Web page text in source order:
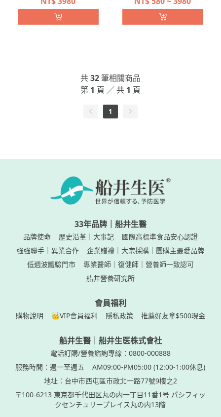
第1頁 ／ 共1頁
歷史沿革｜大事記
國際高標準食品安心認證
強強聯手｜異業合作
企業贈禮｜大宗採購｜團購主最愛品牌
低週波體驗門市
專業醫師｜復健師｜營養師一致認可
船井營養研究所
👑VIP會員福利 隱私政策
電話訂購/營養諮詢專線：0800-000888
服務時間：週一至週五
AM09:00-PM05:00 (12:00-1:00休息)
地址：台中市西屯區市政北一路77號9樓之2
〒100-6213 東京都千代田区丸の内一丁目11番1号 パシフィッ
クセンチュリープレイス丸の内13階